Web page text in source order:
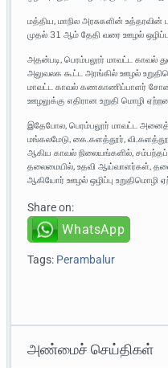
மத்திய, மாநில அரசுகளின்
முதல் 31 ஆம் தேதி வரை ஊழல் ஒழிப்பு
அதன்படி, பெரம்பலூர் மாவட்ட காவல்
அலுவலக கூட்ட அரங்கில் ஊழல்
மாவட்ட காவல் கணகாணிப்பாளர்
ஊழலுக்கு எதிரான உறுதி மொழி
இதேபோல, பெரம்பலூர் மாவட்ட
மங்கலமேடு, கை.களத்தூர்,
ஆகிய காவல் நிலையங்களில்,
தலைமையில், உதவி ஆய்வாளர்கள்,
ஆகியோர் ஊழல் ஒழிப்பு உறுதிமொழி
Share on:
WhatsApp
Tags: Perambalur
அண்மைச் செய்திகள்